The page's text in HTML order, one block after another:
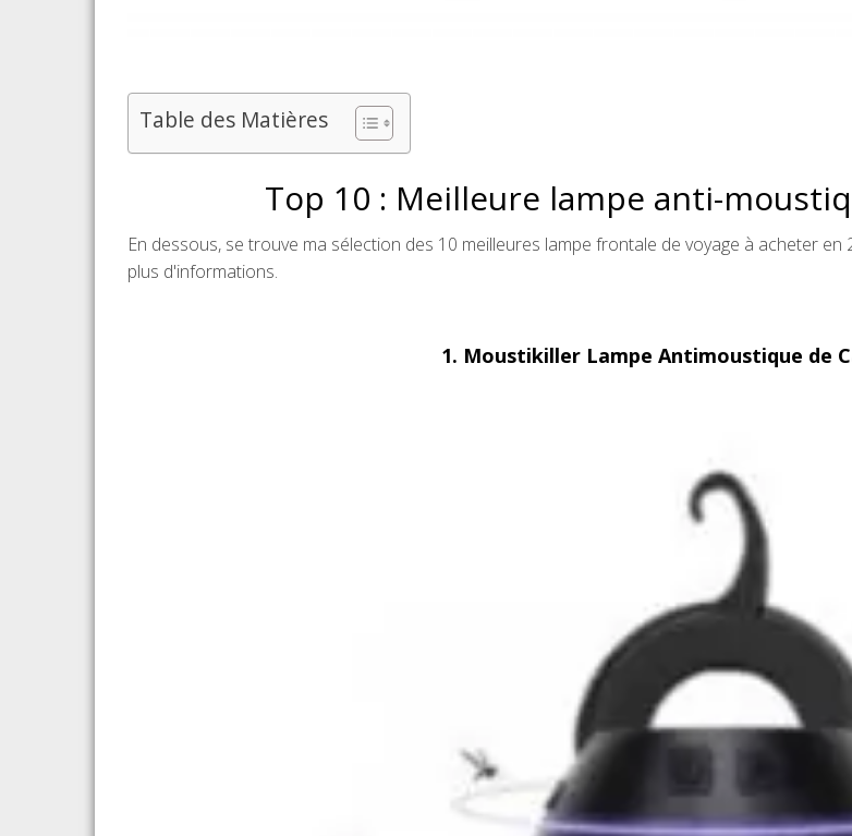
Table des Matières
Top 10 : Meilleure lampe anti-
En dessous, se trouve ma sélection des 10 meilleures lampe frontale de voyage à acheter
plus d'informations.
1. Moustikiller Lampe Antimoustique de